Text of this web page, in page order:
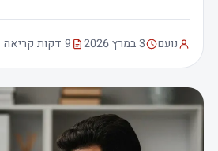
נועם 3 במרץ 2026 9 דקות קריאה